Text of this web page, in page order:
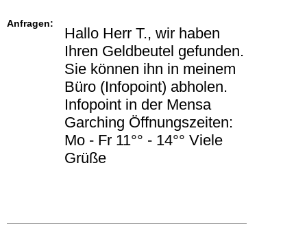
Anfragen:
Hallo Herr T., wir haben
Ihren Geldbeutel gefunden.
Sie können ihn in meinem
Büro (Infopoint) abholen.
Infopoint in der Mensa
Garching Öffnungszeiten:
Mo - Fr 11°° - 14°° Viele
Grüße